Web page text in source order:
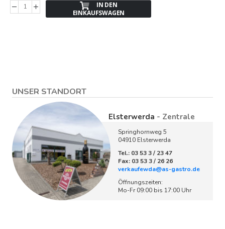
IN DEN
EINKAUFSWAGEN
UNSER STANDORT
Elsterwerda - Zentrale
Springhornweg 5
04910 Elsterwerda
Tel.: 03 53 3 / 23 47
Fax: 03 53 3 / 26 26
verkaufewda@as-gastro.de
Öffnungszeiten:
Mo-Fr 09:00 bis 17:00 Uhr